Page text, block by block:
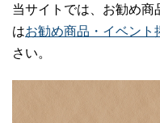
当サイトでは、お勧め商
はお勧め商品・イベント
さい。